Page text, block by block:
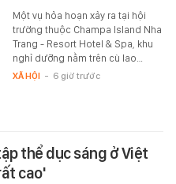
Một vụ hỏa hoạn xảy ra tại hội
trường thuộc Champa Island Nha
Trang - Resort Hotel & Spa, khu
nghỉ dưỡng nằm trên cù lao…
XÃ HỘI - 6 giờ trước
thể dục sáng ở Việt
cao'